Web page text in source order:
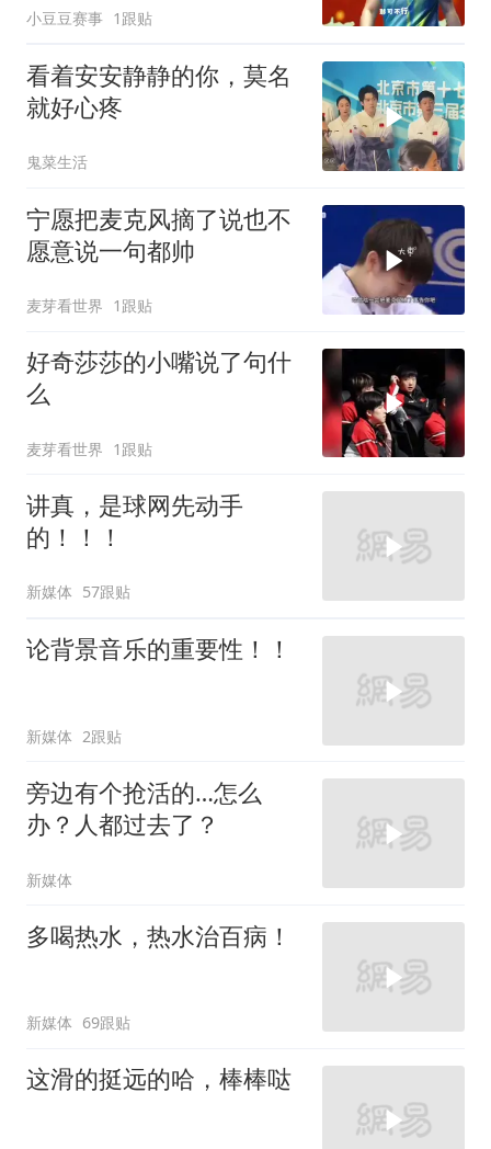
小豆豆赛事 1跟贴
看着安安静静的你，莫名
就好心疼
鬼菜生活
宁愿把麦克风摘了说也不
愿意说一句都帅
麦芽看世界 1跟贴
好奇莎莎的小嘴说了句什
么
麦芽看世界 1跟贴
讲真，是球网先动手
的！！！
新媒体 57跟贴
论背景音乐的重要性！！
新媒体 2跟贴
旁边有个抢活的…怎么
办？人都过去了？
新媒体
多喝热水，热水治百病！
新媒体 69跟贴
这滑的挺远的哈，棒棒哒